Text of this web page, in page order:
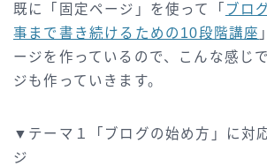
既に「固定ページ」を使って「 ブロ
事まで書き続けるための10段階講座
ージを作っているので、こんな感じ
ジも作っていきます。
▼テーマ１「ブログの始め方」に対
ジ